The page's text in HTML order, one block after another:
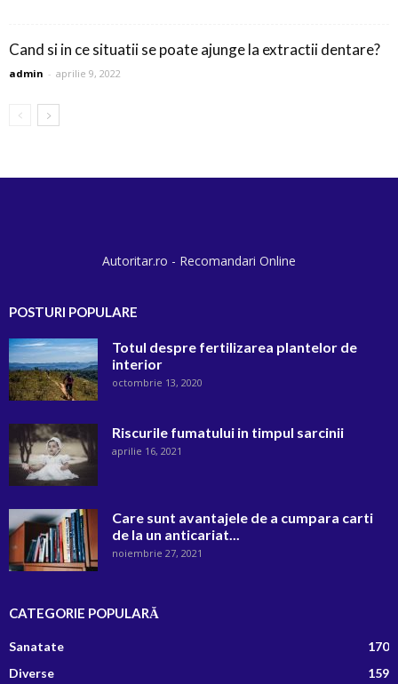
Cand si in ce situatii se poate ajunge la extractii dentare?
admin - aprilie 9, 2022
Autoritar.ro - Recomandari Online
POSTURI POPULARE
Totul despre fertilizarea plantelor de
interior
octombrie 13, 2020
Riscurile fumatului in timpul sarcinii
aprilie 16, 2021
Care sunt avantajele de a cumpara carti
de la un anticariat...
noiembrie 27, 2021
CATEGORIE POPULARĂ
Sanatate
170
Diverse
159